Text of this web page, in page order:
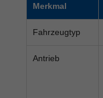
Merkmal
Fahrzeugtyp
Antrieb